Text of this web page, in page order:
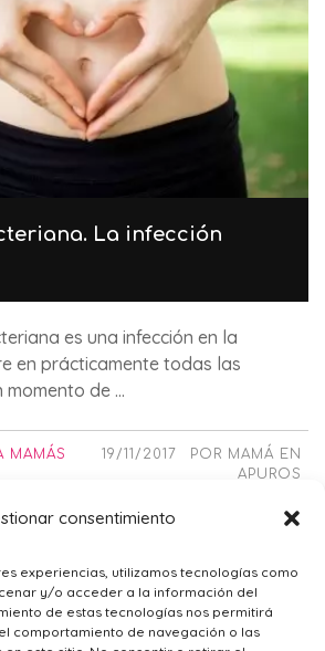
consentimiento
experiencias, utilizamos tecnologías como
y/o acceder a la información del
de estas tecnologías nos permitirá
comportamiento de navegación o las
La infección
es una infección en la
en prácticamente todas las
de ...
MAMÁS 19/11/2017 POR MAMÁ EN
APUROS
1 2